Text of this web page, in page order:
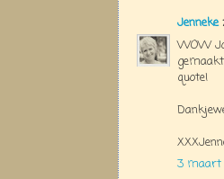
Jenneke
WOW
quote!
3 maart